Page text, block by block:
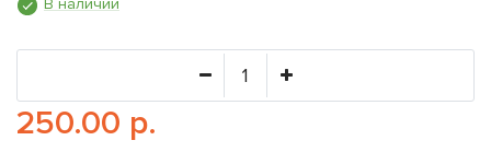
В наличии
250.00 р.